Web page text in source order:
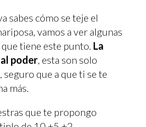
sabes cómo se teje el
vamos a ver algunas
tiene este punto. La
poder, esta son solo
seguro que a que ti se te
más.
que te propongo